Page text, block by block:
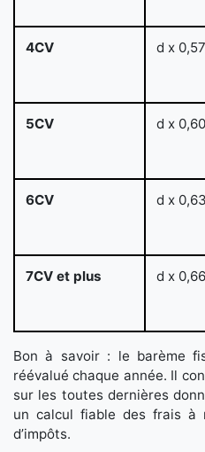
4CV d x
5CV d x
6CV d x
7CV et plus d x
Bon à savoir : le barème
réévalué chaque année. Il
sur les toutes dernières
un calcul fiable des frais à
d’impôts.